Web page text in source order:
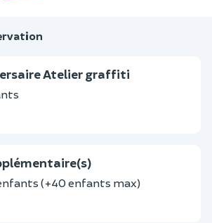
Atelier graffiti
(+40 enfants max)